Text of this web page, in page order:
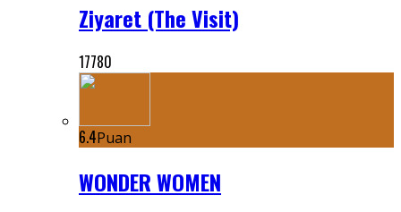
Ziyaret (The Visit)
17780
6.4Puan
WONDER WOMEN